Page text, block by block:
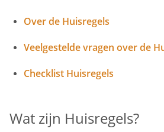
Over de Huisregels
Veelgestelde vragen over de
Checklist Huisregels
Wat zijn Huisregels?